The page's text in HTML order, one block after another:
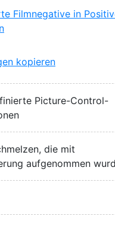
Filmnegative in
kopieren
Picture-Control-
die mit
aufgenommen